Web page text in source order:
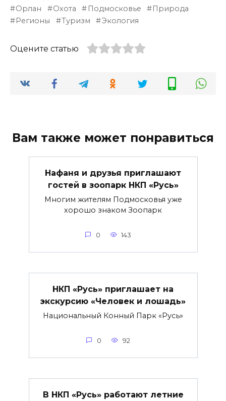
Орлан
Охота Подмосковье
Природа
Регионы
Туризм Экология
Оцените статью
Вам также может понравиться
Нафаня и друзья приглашают
гостей в зоопарк НКП «Русь»
Многим жителям Подмосковья уже
хорошо знаком Зоопарк
0 143
НКП «Русь» приглашает на
экскурсию «Человек и лошадь»
Национальный Конный Парк «Русь»
0 92
В НКП «Русь» работают летние